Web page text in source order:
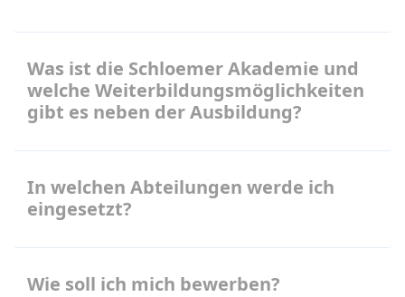
Was ist die Schloemer Akademie und
welche Weiterbildungsmöglichkeiten
gibt es neben der Ausbildung?
In welchen Abteilungen werde ich
eingesetzt?
Wie soll ich mich bewerben?